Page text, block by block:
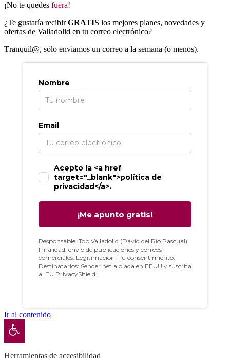
¡No te quedes fuera!
¿Te gustaría recibirGRATIS los mejores planes, novedades y
ofertas de Valladolid en tu correo electrónico?
Tranquil@, sólo enviamos un correo a la semana (o menos).
Ir al contenido
Abrir barra de herramientas
Herramientas de accesibilidad